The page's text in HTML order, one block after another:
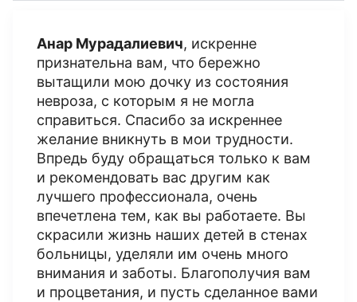
Анар Мурадалиевич, искренне
признательна вам, что бережно
вытащили мою дочку из состояния
невроза, с которым я не могла
справиться. Спасибо за искреннее
желание вникнуть в мои трудности.
Впредь буду обращаться только к вам
и рекомендовать вас другим как
лучшего профессионала, очень
впечетлена тем, как вы работаете. Вы
скрасили жизнь наших детей в стенах
больницы, уделяли им очень много
внимания и заботы. Благополучия вам
и процветания, и пусть сделанное вами